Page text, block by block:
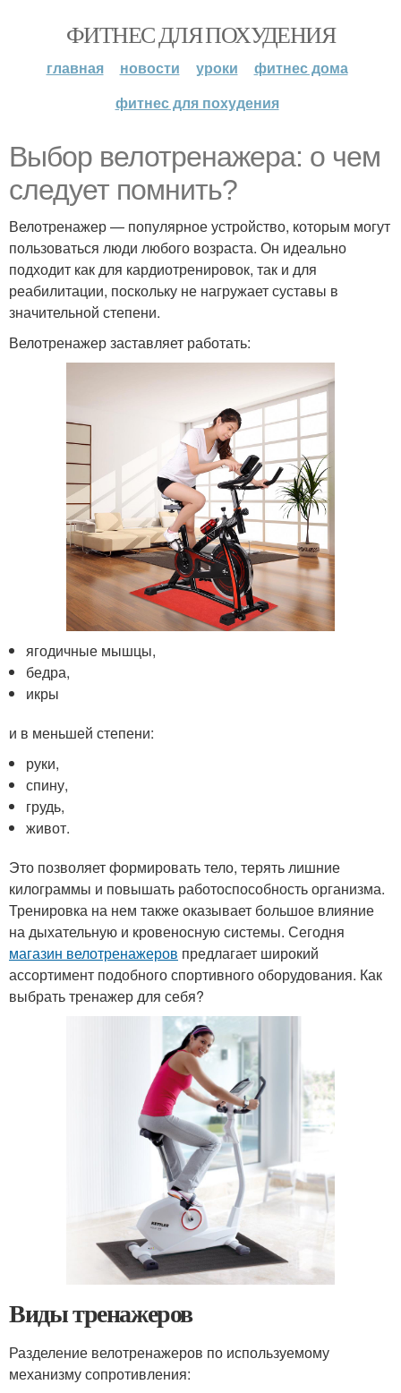
ФИТНЕС ДЛЯ ПОХУДЕНИЯ
главная новости уроки
фитнес дома
фитнес для похудения
Выбор велотренажера: о чем
следует помнить?
Велотренажер — популярное устройство, которым могут
пользоваться люди любого возраста. Он идеально
подходит как для кардиотренировок, так и для
реабилитации, поскольку не нагружает суставы в
значительной степени.
Велотренажер заставляет работать:
ягодичные мышцы,
бедра,
икры
и в меньшей степени:
руки,
спину,
грудь,
живот.
Это позволяет формировать тело, терять лишние
килограммы и повышать работоспособность организма.
Тренировка на нем также оказывает большое влияние
на дыхательную и кровеносную системы. Сегодня
магазин велотренажеров предлагает широкий
ассортимент подобного спортивного оборудования. Как
выбрать тренажер для себя?
Виды тренажеров
Разделение велотренажеров по используемому
механизму сопротивления: